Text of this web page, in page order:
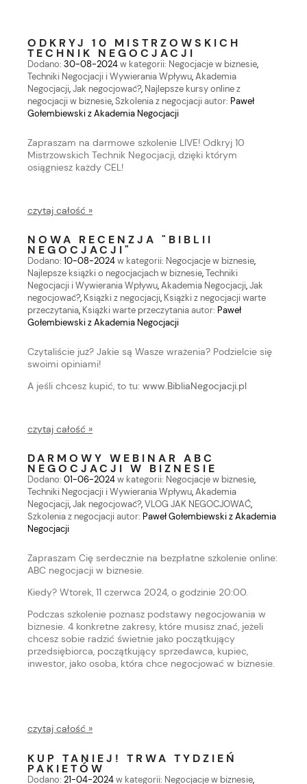
ODKRYJ 10 MISTRZOWSKICH
TECHNIK NEGOCJACJI
Dodano: 30-08-2024w kategorii: Negocjacje w biznesie,
Techniki Negocjacji i Wywierania Wpływu,Akademia
Negocjacji,Jak negocjować?, Najlepsze kursy online z
negocjacji w biznesie,Szkolenia z negocjacji autor: Paweł
Gołembiewski z Akademia Negocjacji
Zapraszam na darmowe szkolenie LIVE! Odkryj 10
Mistrzowskich Technik Negocjacji, dzięki którym
osiągniesz każdy CEL!
czytaj całość »
NOWA RECENZJA "BIBLII
NEGOCJACJI"
Dodano: 10-08-2024w kategorii: Negocjacje w biznesie,
Najlepsze książki o negocjacjach w biznesie,Techniki
Negocjacji i Wywierania Wpływu,Akademia Negocjacji,Jak
negocjować?, Książki z negocjacji, Książki z negocjacji warte
przeczytania, Książki warte przeczytaniaautor: Paweł
Gołembiewski z Akademia Negocjacji
Czytaliście już? Jakie są Wasze wrażenia? Podzielcie się
swoimi opiniami!
A jeśli chcesz kupić, to tu: www.BibliaNegocjacji.pl
czytaj całość »
DARMOWY WEBINAR ABC
NEGOCJACJI W BIZNESIE
Dodano: 01-06-2024w kategorii: Negocjacje w biznesie,
Techniki Negocjacji i Wywierania Wpływu,Akademia
Negocjacji,Jak negocjować?,VLOG JAK NEGOCJOWAĆ,
Szkolenia z negocjacji autor: Paweł Gołembiewski z Akademia
Negocjacji
Zapraszam Cię serdecznie na bezpłatne szkolenie online:
ABC negocjacji w biznesie.
Kiedy? Wtorek, 11 czerwca 2024, o godzinie 20:00.
Podczas szkolenie poznasz podstawy negocjowania w
biznesie. 4 konkretne zakresy, które musisz znać, jeżeli
chcesz sobie radzić świetnie jako początkujący
przedsiębiorca, początkujący sprzedawca, kupiec,
inwestor, jako osoba, która chce negocjować w biznesie.
czytaj całość »
KUP TANIEJ! TRWA TYDZIEŃ
PAKIETÓW
Dodano: 21-04-2024w kategorii: Negocjacje w biznesie,